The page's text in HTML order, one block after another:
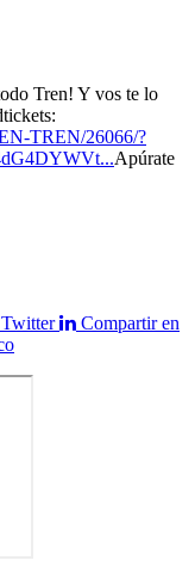
Tren! Y vos te lo
TREN/26066/?
Apúrate
Compartir en